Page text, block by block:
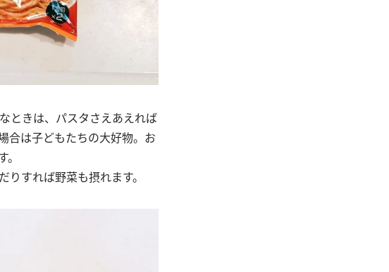
ときは、パスタさえあえれば
合は子どもたちの大好物。お
すれば野菜も摂れます。